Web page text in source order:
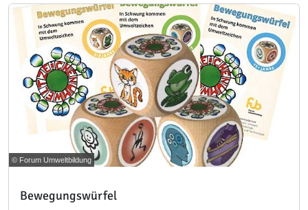
© Forum Umweltbildung
Bewegungswürfel